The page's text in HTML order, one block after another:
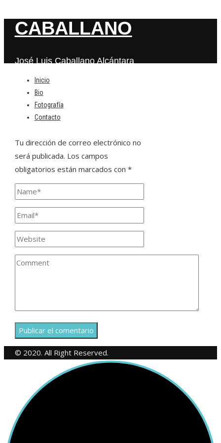
CABALLANO
José Luis Caballano Alcántara
Inicio
Bio
Fotografía
Contacto
Deja una respuesta
Tu dirección de correo electrónico no
será publicada. Los campos
obligatorios están marcados con *
© 2020. All Right Reserved.